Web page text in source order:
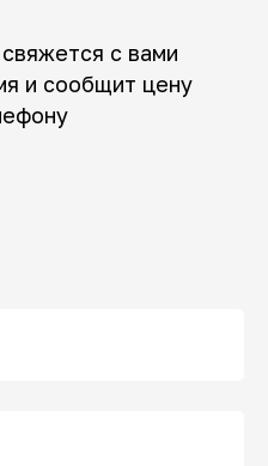
с вами
и сообщит цену